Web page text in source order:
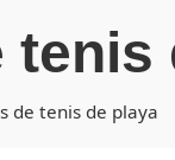
de tenis de playa